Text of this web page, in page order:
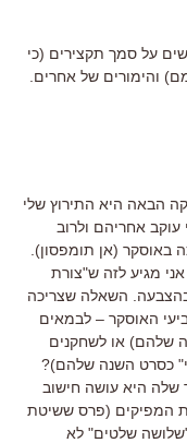
על סמך תקצירים (כי
והימורים של אחרים.
הבאה היא התירוץ שלי
אחריהם ולרוב
באוסקר (אן תומפסון)
אני מגיע לזה ש"צורת
השאלה שצריכה
האוסקר – לבמאים
שלהם) או לשחקנים
" כסרט השנה שלהם)?
שלה היא עושה חישוב
המפיקים (פרס ששיטת
שלטים" לא